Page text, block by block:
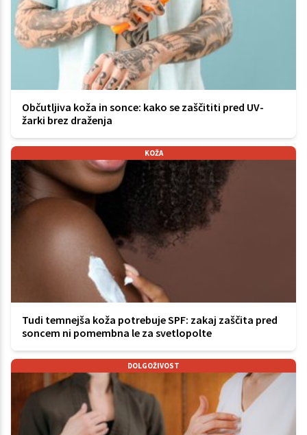
Občutljiva koža in sonce: kako se zaščititi pred UV-
žarki brez draženja
KOŽA
Tudi temnejša koža potrebuje SPF: zakaj zaščita pred
soncem ni pomembna le za svetlopolte
DOLGOŽIVOST